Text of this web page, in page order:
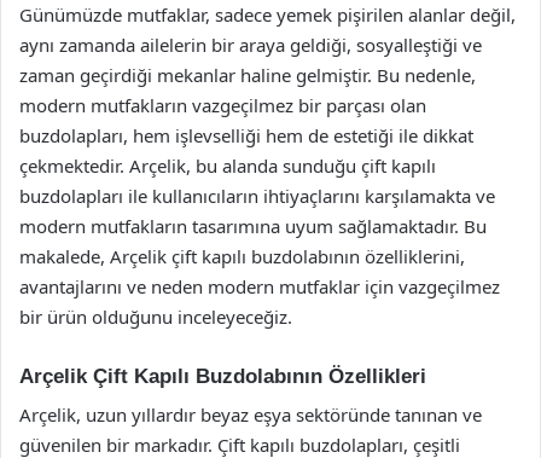
Günümüzde mutfaklar, sadece yemek pişirilen alanlar değil,
aynı zamanda ailelerin bir araya geldiği, sosyalleştiği ve
zaman geçirdiği mekanlar haline gelmiştir. Bu nedenle,
modern mutfakların vazgeçilmez bir parçası olan
buzdolapları, hem işlevselliği hem de estetiği ile dikkat
çekmektedir. Arçelik, bu alanda sunduğu çift kapılı
buzdolapları ile kullanıcıların ihtiyaçlarını karşılamakta ve
modern mutfakların tasarımına uyum sağlamaktadır. Bu
makalede, Arçelik çift kapılı buzdolabının özelliklerini,
avantajlarını ve neden modern mutfaklar için vazgeçilmez
bir ürün olduğunu inceleyeceğiz.
Arçelik Çift Kapılı Buzdolabının Özellikleri
Arçelik, uzun yıllardır beyaz eşya sektöründe tanınan ve
güvenilen bir markadır. Çift kapılı buzdolapları, çeşitli